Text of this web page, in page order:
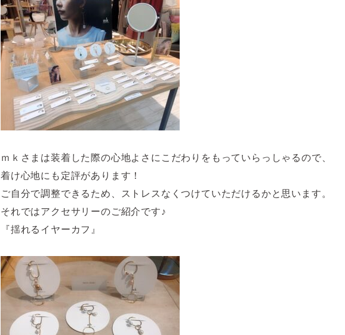
ｍｋさまは装着した際の心地よさにこだわりをもっていらっしゃるので、
着け心地にも定評があります！
ご自分で調整できるため、ストレスなくつけていただけるかと思います。
それではアクセサリーのご紹介です♪
『揺れるイヤーカフ』